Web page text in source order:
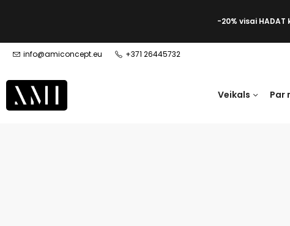
-20% visai HADAT
info@amiconcept.eu +371 26445732
Veikals Par